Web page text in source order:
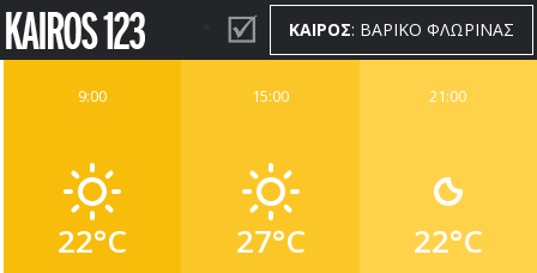
ΚΑΙΡΟΣ: ΒΑΡΙΚΟ ΦΛΩΡΙΝΑΣ
21:00
22°C
15:00
27°C
9:00
22°C